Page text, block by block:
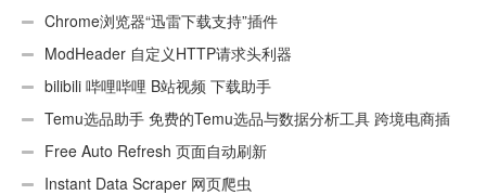
插件Chrome浏览器“迅雷下载支持”插件
ModHeader 自定义HTTP请求头利器
bilibili 哔哩哔哩 B站视频 下载助手
Temu选品助手 免费的Temu选品与数据分析工具 跨境电商插
件 Free Auto Refresh 页面自动刷新
Instant Data Scraper 网页爬虫